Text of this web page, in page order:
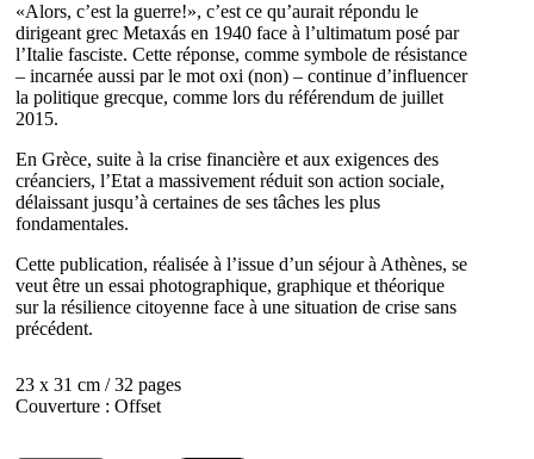
«Alors, c’est la guerre!», c’est ce qu’aurait répondu le
dirigeant grec Metaxás en 1940 face à l’ultimatum posé par
l’Italie fasciste. Cette réponse, comme symbole de résistance
– incarnée aussi par le mot oxi (non) – continue d’influencer
la politique grecque, comme lors du référendum de juillet
2015.
En Grèce, suite à la crise financière et aux exigences des
créanciers, l’Etat a massivement réduit son action sociale,
délaissant jusqu’à certaines de ses tâches les plus
fondamentales.
Cette publication, réalisée à l’issue d’un séjour à Athènes, se
veut être un essai photographique, graphique et théorique
sur la résilience citoyenne face à une situation de crise sans
précédent.
23 x 31 cm / 32 pages
Couverture : Offset